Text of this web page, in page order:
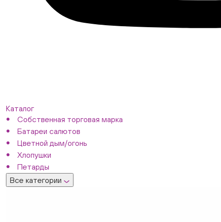
Каталог
Собственная торговая марка
Батареи салютов
Цветной дым/огонь
Хлопушки
Петарды
Все категории